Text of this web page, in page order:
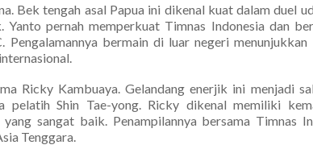
Bek tengah asal Papua ini dikenal kuat dalam duel
pernah memperkuat Timnas Indonesia dan
Pengalamannya bermain di luar negeri menunjukkan
Ricky Kambuaya. Gelandang enerjik ini menjadi
pelatih Shin Tae-yong. Ricky dikenal memiliki
sangat baik. Penampilannya bersama Timnas
Tenggara.